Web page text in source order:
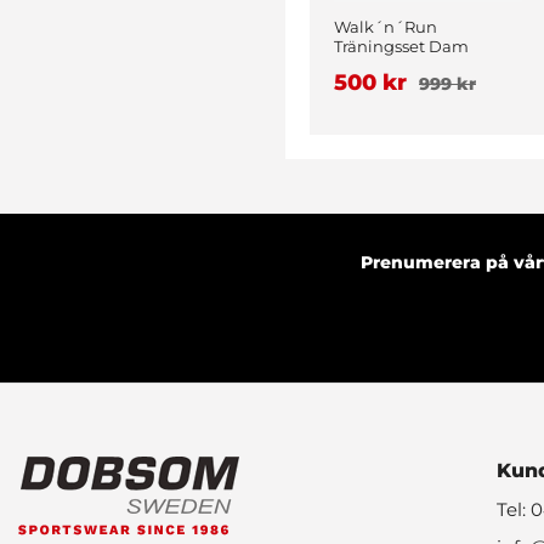
Walk´n´Run
Träningsset Dam
500 kr 999 kr
Prenumerera på
Tel: